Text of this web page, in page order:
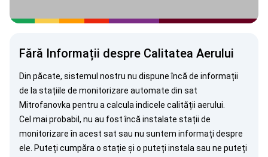
Fără Informații despre Calitatea Aerului
Din păcate, sistemul nostru nu dispune încă de informații
de la stațiile de monitorizare automate din sat
Mitrofanovka pentru a calcula indicele calității aerului.
Cel mai probabil, nu au fost încă instalate stații de
monitorizare în acest sat sau nu suntem informați despre
ele. Puteți cumpăra o stație și o puteți instala sau ne puteți